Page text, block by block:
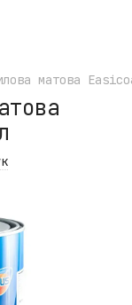
матова